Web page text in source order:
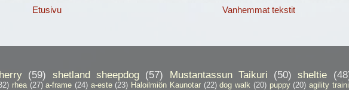
Vanhemmat tekstit
Etusivu
(59) shetland sheepdog (57) Mustantassun Taikuri (50) sheltie
rhea (27) a-frame (24) a-este (23) Haloilmiön Kaunotar (22) dog walk (20) puppy (20) agility